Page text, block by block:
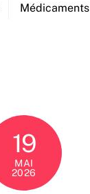
Médicaments
19
MAI
2026